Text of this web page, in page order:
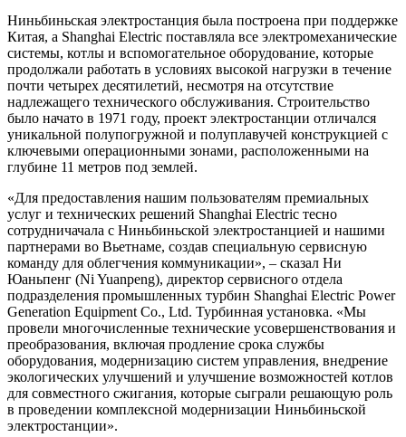
Ниньбиньская электростанция была построена при поддержке
Китая, а Shanghai Electric поставляла все электромеханические
системы, котлы и вспомогательное оборудование, которые
продолжали работать в условиях высокой нагрузки в течение
почти четырех десятилетий, несмотря на отсутствие
надлежащего технического обслуживания. Строительство
было начато в 1971 году, проект электростанции отличался
уникальной полупогружной и полуплавучей конструкцией с
ключевыми операционными зонами, расположенными на
глубине 11 метров под землей.
«Для предоставления нашим пользователям премиальных
услуг и технических решений Shanghai Electric тесно
сотрудничачала с Ниньбиньской электростанцией и нашими
партнерами во Вьетнаме, создав специальную сервисную
команду для облегчения коммуникации», – сказал Ни
Юаньпенг (Ni Yuanpeng), директор сервисного отдела
подразделения промышленных турбин Shanghai Electric Power
Generation Equipment Co., Ltd. Турбинная установка. «Мы
провели многочисленные технические усовершенствования и
преобразования, включая продление срока службы
оборудования, модернизацию систем управления, внедрение
экологических улучшений и улучшение возможностей котлов
для совместного сжигания, которые сыграли решающую роль
в проведении комплексной модернизации Ниньбиньской
электростанции».